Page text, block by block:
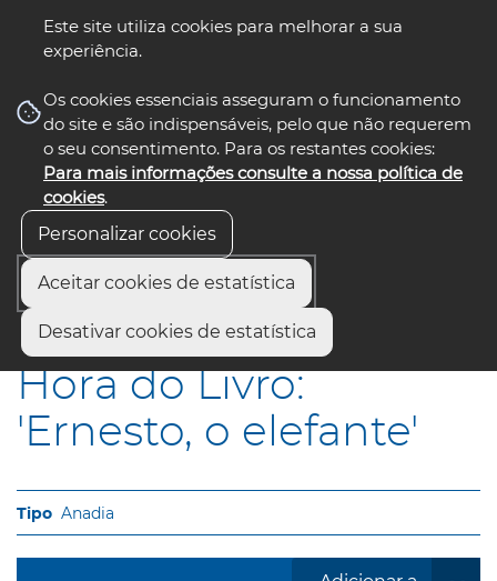
Este site utiliza cookies para melhorar a sua
experiência.
Os cookies essenciais asseguram o funcionamento
do site e são indispensáveis, pelo que não requerem
o seu consentimento. Para os restantes cookies:
Para mais informações consulte a nossa política de
cookies.
Personalizar cookies
Aceitar cookies de estatística
Desativar cookies de estatística
nos select language
Início Hora do Livro: "Ernesto, o elefante"
Hora do Livro:
'Ernesto, o elefante'
Anadia